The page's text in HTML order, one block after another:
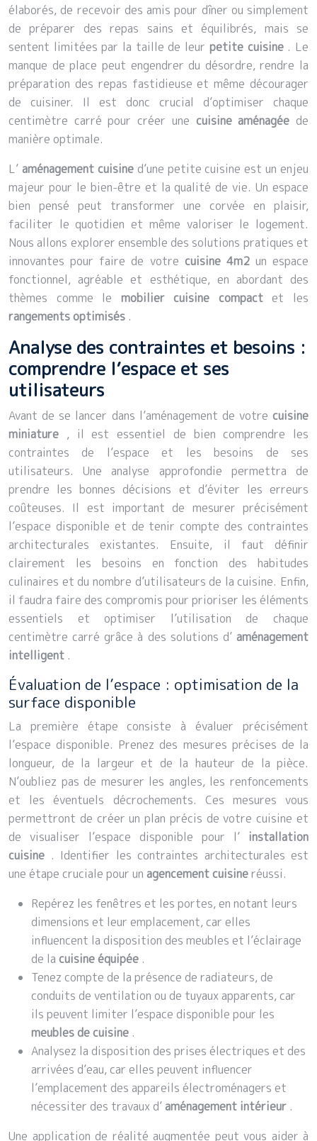
élaborés, de recevoir des amis pour dîner ou simplement
de préparer des repas sains et équilibrés, mais se
sentent limitées par la taille de leur petite cuisine . Le
manque de place peut engendrer du désordre, rendre la
préparation des repas fastidieuse et même décourager
de cuisiner. Il est donc crucial d’optimiser chaque
centimètre carré pour créer une cuisine aménagée de
manière optimale.
L’ aménagement cuisine d’une petite cuisine est un enjeu
majeur pour le bien-être et la qualité de vie. Un espace
bien pensé peut transformer une corvée en plaisir,
faciliter le quotidien et même valoriser le logement.
Nous allons explorer ensemble des solutions pratiques et
innovantes pour faire de votre cuisine 4m2 un espace
fonctionnel, agréable et esthétique, en abordant des
thèmes comme le mobilier cuisine compactet les
rangements optimisés .
Analyse des contraintes et besoins :
comprendre l’espace et ses
utilisateurs
Avant de se lancer dans l’aménagement de votre cuisine
miniature , il est essentiel de bien comprendre les
contraintes de l’espace et les besoins de ses
utilisateurs. Une analyse approfondie permettra de
prendre les bonnes décisions et d’éviter les erreurs
coûteuses. Il est important de mesurer précisément
l’espace disponible et de tenir compte des contraintes
architecturales existantes. Ensuite, il faut définir
clairement les besoins en fonction des habitudes
culinaires et du nombre d’utilisateurs de la cuisine. Enfin,
il faudra faire des compromis pour prioriser les éléments
essentiels et optimiser l’utilisation de chaque
centimètre carré grâce à des solutions d’ aménagement
intelligent .
Évaluation de l’espace : optimisation de la
surface disponible
La première étape consiste à évaluer précisément
l’espace disponible. Prenez des mesures précises de la
longueur, de la largeur et de la hauteur de la pièce.
N’oubliez pas de mesurer les angles, les renfoncements
et les éventuels décrochements. Ces mesures vous
permettront de créer un plan précis de votre cuisine et
de visualiser l’espace disponible pour l’ installation
cuisine . Identifier les contraintes architecturales est
une étape cruciale pour un agencement cuisineréussi.
Repérez les fenêtres et les portes, en notant leurs
dimensions et leur emplacement, car elles
influencent la disposition des meubles et l’éclairage
de la cuisine équipée .
Tenez compte de la présence de radiateurs, de
conduits de ventilation ou de tuyaux apparents, car
ils peuvent limiter l’espace disponible pour les
meubles de cuisine .
Analysez la disposition des prises électriques et des
arrivées d’eau, car elles peuvent influencer
l’emplacement des appareils électroménagers et
nécessiter des travaux d’ aménagement intérieur .
Une application de réalité augmentée peut vous aider à